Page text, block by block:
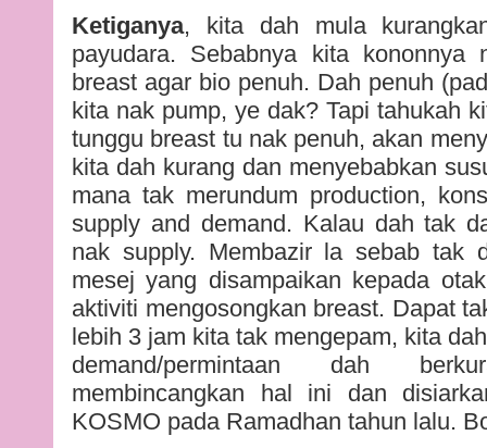
Ketiganya, kita dah mula
payudara. Sebabnya kita kononnya
breast agar bio penuh. Dah penuh
kita nak pump, ye dak? Tapi tahukah
tunggu breast tu nak penuh, akan
kita dah kurang dan menyebabkan
mana tak merundum production,
supply and demand. Kalau dah tak
nak supply. Membazir la sebab tak
mesej yang disampaikan kepada
aktiviti mengosongkan breast. Dapat
lebih 3 jam kita tak mengepam, kita
demand/permintaan dah
membincangkan hal ini dan
KOSMO pada Ramadhan tahun lalu.